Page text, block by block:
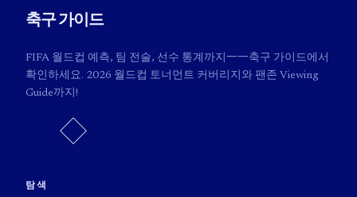
축구 가이드
FIFA 월드컵 예측, 팀 전술, 선수 통계까지一一축구 가이드에서
확인하세요. 2026 월드컵 토너먼트 커버리지와 팬존 Viewing
Guide까지!
탐색